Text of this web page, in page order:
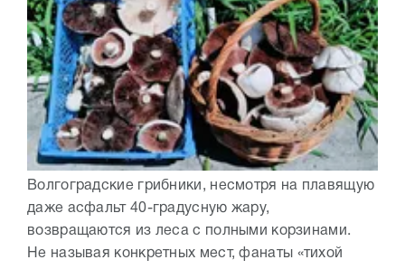
Волгоградские грибники, несмотря на плавящую
даже асфальт 40-градусную жару,
возвращаются из леса с полными корзинами.
Не называя конкретных мест, фанаты «тихой